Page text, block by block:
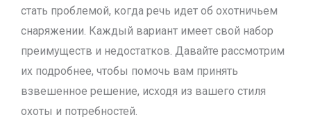
стать проблемой, когда речь идет об охотничьем
снаряжении. Каждый вариант имеет свой набор
преимуществ и недостатков. Давайте рассмотрим
их подробнее, чтобы помочь вам принять
взвешенное решение, исходя из вашего стиля
охоты и потребностей.